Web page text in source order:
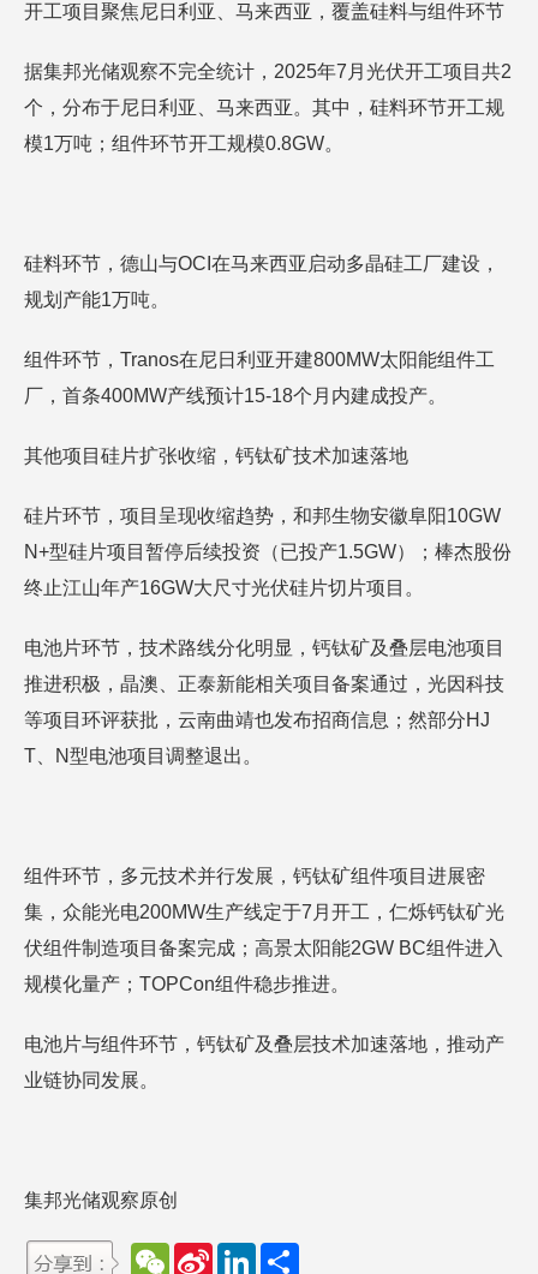
开工项目聚焦尼日利亚、马来西亚，覆盖硅料与组件环节
据集邦光储观察不完全统计，2025年7月光伏开工项目共2
个，分布于尼日利亚、马来西亚。其中，硅料环节开工规
模1万吨；组件环节开工规模0.8GW。
硅料环节，德山与OCI在马来西亚启动多晶硅工厂建设，
规划产能1万吨。
组件环节，Tranos在尼日利亚开建800MW太阳能组件工
厂，首条400MW产线预计15-18个月内建成投产。
其他项目硅片扩张收缩，钙钛矿技术加速落地
硅片环节，项目呈现收缩趋势，和邦生物安徽阜阳10GW
N+型硅片项目暂停后续投资（已投产1.5GW）；棒杰股份
终止江山年产16GW大尺寸光伏硅片切片项目。
电池片环节，技术路线分化明显，钙钛矿及叠层电池项目
推进积极，晶澳、正泰新能相关项目备案通过，光因科技
等项目环评获批，云南曲靖也发布招商信息；然部分HJ
T、N型电池项目调整退出。
组件环节，多元技术并行发展，钙钛矿组件项目进展密
集，众能光电200MW生产线定于7月开工，仁烁钙钛矿光
伏组件制造项目备案完成；高景太阳能2GW BC组件进入
规模化量产；TOPCon组件稳步推进。
电池片与组件环节，钙钛矿及叠层技术加速落地，推动产
业链协同发展。
集邦光储观察原创
W
S
L